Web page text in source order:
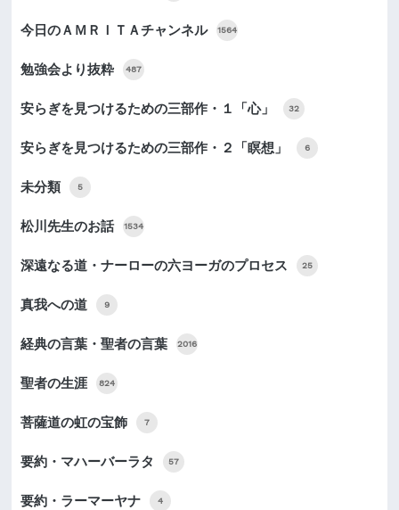
今日のＡＭＲＩＴＡチャンネル 1564
勉強会より抜粋 487
安らぎを見つけるための三部作・１「心」 32
安らぎを見つけるための三部作・２「瞑想」 6
未分類 5
松川先生のお話 1534
深遠なる道・ナーローの六ヨーガのプロセス 25
真我への道 9
経典の言葉・聖者の言葉 2016
聖者の生涯 824
菩薩道の虹の宝飾 7
要約・マハーバーラタ 57
要約・ラーマーヤナ 4